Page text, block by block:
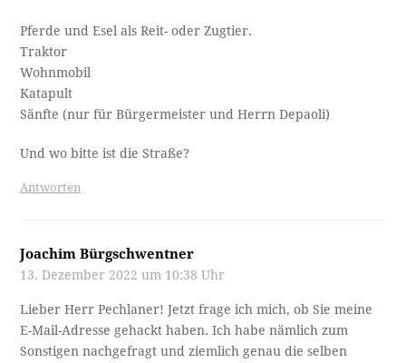
Pferde und Esel als Reit- oder Zugtier.
Traktor
Wohnmobil
Katapult
Sänfte (nur für Bürgermeister und Herrn Depaoli)
Und wo bitte ist die Straße?
Antworten
Joachim Bürgschwentner
13. Dezember 2022 um 10:38 Uhr
Lieber Herr Pechlaner! Jetzt frage ich mich, ob Sie meine
E-Mail-Adresse gehackt haben. Ich habe nämlich zum
Sonstigen nachgefragt und ziemlich genau die selben